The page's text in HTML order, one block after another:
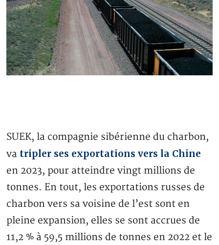
SUEK, la compagnie sibérienne du charbon,
va tripler ses exportations vers la Chine
en 2023, pour atteindre vingt millions de
tonnes. En tout, les exportations russes de
charbon vers sa voisine de l’est sont en
pleine expansion, elles se sont accrues de
11,2 % à 59,5 millions de tonnes en 2022 et le